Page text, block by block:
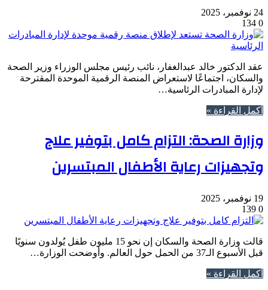
24 نوفمبر، 2025
0
عقد الدكتور خالد عبدالغفار، نائب رئيس مجلس الوزراء وزير الصحة
والسكان، اجتماعًا لاستعراض المنصة الرقمية الموحدة المقترحة
لإدارة المبادرات الرئاسية…
أكمل القراءة »
وزارة الصحة: التزام كامل بتوفير علاج
وتجهيزات رعاية الأطفال المبتسرين
19 نوفمبر، 2025
0
قالت وزارة الصحة والسكان إن نحو 15 مليون طفل يُولدون سنويًا
قبل الأسبوع الـ37 من الحمل حول العالم. وأوضحت الوزارة…
أكمل القراءة »